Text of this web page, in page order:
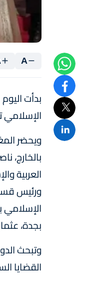
A
الإسلامي
ويحضر
بالخارج،
العربية
ورئيس
الإسلامي
بجدة،
وتبحث
القضايا